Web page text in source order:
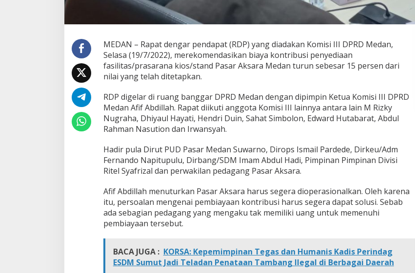
e
y
a
a
n
F
s
i
l
i
s
K
i
s
i
P
a
r
A
k
MEDAN – Rapat dengar pendapat (RDP) yang diadakan Komisi III DPRD Medan,
Selasa (19/7/2022), merekomendasikan biaya kontribusi penyediaan
fasilitas/prasarana kios/stand Pasar Aksara Medan turun sebesar 15 persen dari
nilai yang telah ditetapkan.
RDP digelar di ruang banggar DPRD Medan dengan dipimpin Ketua Komisi III DPRD
Medan Afif Abdillah. Rapat diikuti anggota Komisi III lainnya antara lain M Rizky
Nugraha, Dhiyaul Hayati, Hendri Duin, Sahat Simbolon, Edward Hutabarat, Abdul
Rahman Nasution dan Irwansyah.
Hadir pula Dirut PUD Pasar Medan Suwarno, Dirops Ismail Pardede, Dirkeu/Adm
Fernando Napitupulu, Dirbang/SDM Imam Abdul Hadi, Pimpinan Pimpinan Divisi
Ritel Syafrizal dan perwakilan pedagang Pasar Aksara.
Afif Abdillah menuturkan Pasar Aksara harus segera dioperasionalkan. Oleh karena
itu, persoalan mengenai pembiayaan kontribusi harus segera dapat solusi. Sebab
ada sebagian pedagang yang mengaku tak memiliki uang untuk memenuhi
pembiayaan tersebut.
BACA JUGA : KORSA: Kepemimpinan Tegas dan Humanis Kadis Perindag
ESDM Sumut Jadi Teladan Penataan Tambang Ilegal di Berbagai Daerah